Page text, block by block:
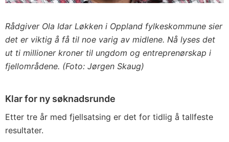
Rådgiver Ola Idar Løkken i Oppland fylkeskommune sier
det er viktig å få til noe varig av midlene. Nå lyses det
ut ti millioner kroner til ungdom og entreprenørskap i
fjellområdene. (Foto: Jørgen Skaug)
Klar for ny søknadsrunde
Etter tre år med fjellsatsing er det for tidlig å tallfeste
resultater.